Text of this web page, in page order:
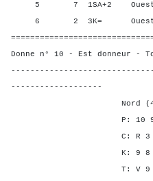
5 7 1SA+2
6 2 3K=
Donne n° 10 - Est donneur -
-------------------
Nord
P:
C: R
K: 9 8
T: V 9